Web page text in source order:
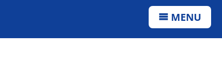
MENU